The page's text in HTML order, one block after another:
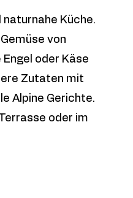
Küche.
von
oder Käse
Zutaten mit
Alpine Gerichte.
oder im